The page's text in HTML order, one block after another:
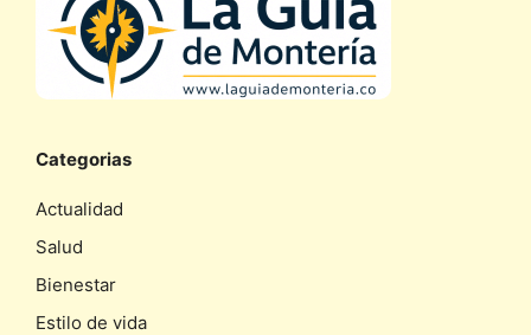
Categorias
Actualidad
Salud
Bienestar
Estilo de vida